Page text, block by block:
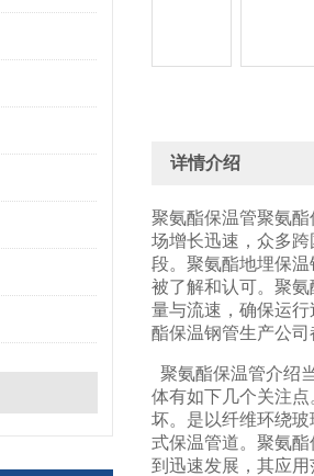
详情介绍
聚氨酯保温管聚氨
场增长迅速，众多
段。聚氨酯地埋保
被了解和认可。聚
量与流速，确保运
酯保温钢管生产公
聚氨酯保温管介绍
体有如下几个关注
坏。是以纤维环绕
式保温管道。聚氨
到迅速发展，其应